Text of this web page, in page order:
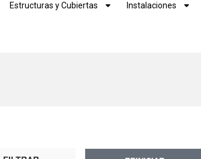
Estructuras y Cubiertas Instalaciones